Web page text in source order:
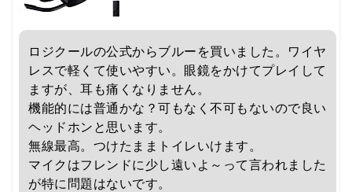
ロジクールの公式からブルーを買いました。ワイヤ
レスで軽くて使いやすい。眼鏡をかけてプレイして
ますが、耳も痛くなりません。
機能的には普通かな？可もなく不可もないので良い
ヘッドホンと思います。
無線最高。つけたままトイレいけます。
マイクはフレンドに少し遠いよ～って言われました
が特に問題はないです。